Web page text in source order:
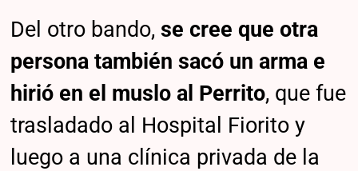
Del otro bando,se cree que otra
persona también sacó un arma e
hirió en el muslo al Perrito, que fue
trasladado al Hospital Fiorito y
luego a una clínica privada de la